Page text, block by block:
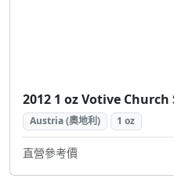
Austria (奧地利) 1 oz
直營參考價